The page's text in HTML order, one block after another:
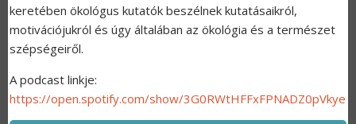
keretében ökológus kutatók beszélnek kutatásaikról,
motivációjukról és úgy általában az ökológia és a természet
szépségeiről.
A podcast linkje:
https://open.spotify.com/show/3G0RWtHFFxFPNADZ0pVkye